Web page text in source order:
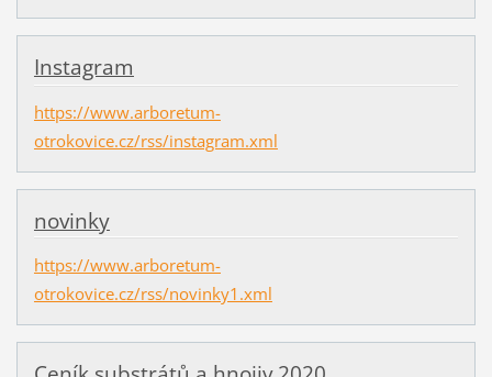
Instagram
https://www.arboretum-
otrokovice.cz/rss/instagram.xml
novinky
https://www.arboretum-
otrokovice.cz/rss/novinky1.xml